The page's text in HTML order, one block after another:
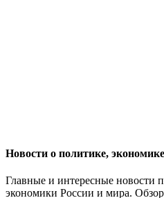
Новости о политике,
Главные и интересные новости
экономики России и мира.